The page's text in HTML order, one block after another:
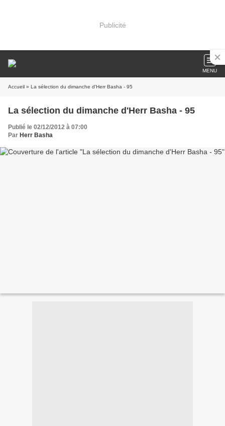
Publicité
MENU
Accueil » La sélection du dimanche d'Herr Basha - 95
La sélection du dimanche d'Herr Basha - 95
Publié le 02/12/2012 à 07:00
Par Herr Basha